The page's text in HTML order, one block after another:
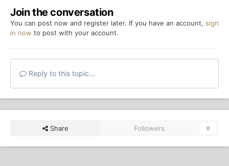
Join the conversation
You can post now and register later. If you have an account, sign
in now to post with your account.
Reply to this topic...
Share Followers 0